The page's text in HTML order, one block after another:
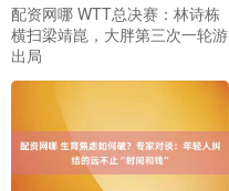
配资网哪 WTT总决赛：林诗栋
横扫梁靖崑，大胖第三次一轮游
出局